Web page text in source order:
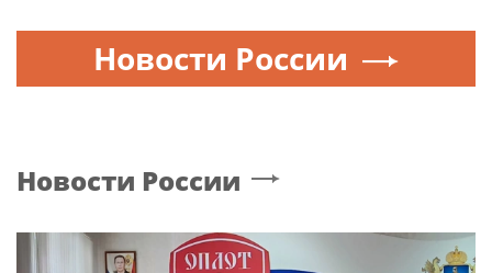
Новости России
Новости России